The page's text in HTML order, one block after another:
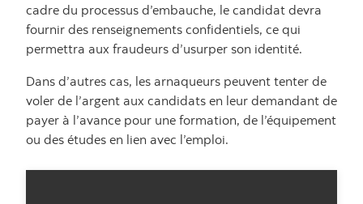
cadre du processus d’embauche, le candidat devra
fournir des renseignements confidentiels, ce qui
permettra aux fraudeurs d’usurper son identité.
Dans d’autres cas, les arnaqueurs peuvent tenter de
voler de l’argent aux candidats en leur demandant de
payer à l’avance pour une formation, de l’équipement
ou des études en lien avec l’emploi.